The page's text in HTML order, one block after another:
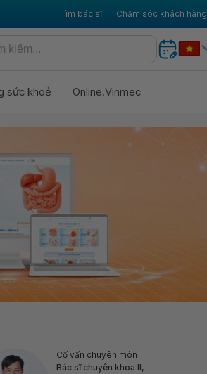
Tìm bác sĩ Chăm sóc khách hàng
sức khoẻ Online.Vinmec
Cố vấn chuyên môn
Bác sĩ chuyên khoa II,